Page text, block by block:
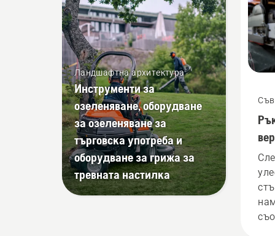
ствола на дадено дърво.
Маслото на ствола
показва, че системата за
смазване работи.
Ландшафтна архитектура
Инструменти за
озеленяване, оборудване
за озеленяване за
търговска употреба и
оборудване за грижа за
тревната настилка